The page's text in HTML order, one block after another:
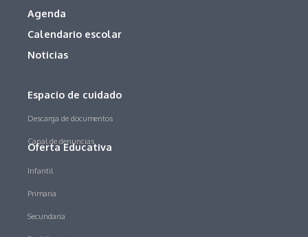
Agenda
Calendario escolar
Noticias
Espacio de cuidado
Descarga de documentos
Canal de denuncias
Oferta Educativa
Infantil
Primaria
Secundaria